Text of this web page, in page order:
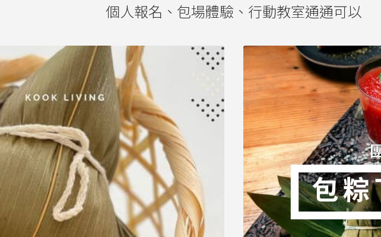
個人報名、包場體驗、行動教室通通可以